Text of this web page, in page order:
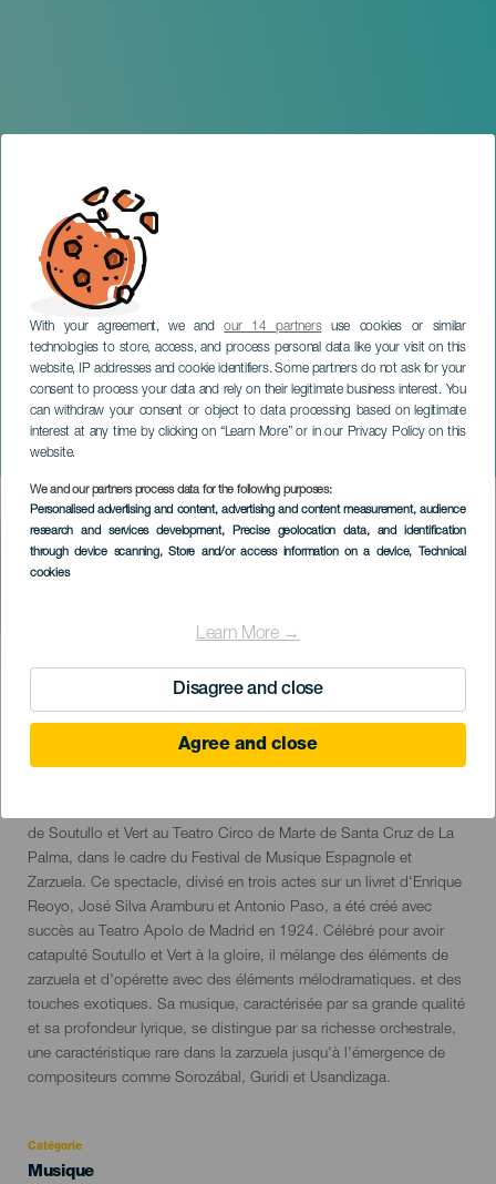
With your agreement, we andour 14 partnersuse cookies or similar
technologies to store, access, and process personal data like your visit on this
website, IP addresses and cookie identifiers. Some partners do not ask for your
consent to process your data and rely on their legitimate business interest. You
can withdraw your consent or object to data processing based on legitimate
interest at any time by clicking on “Learn More” or in our Privacy Policy on this
website.
We and our partners process data for the following purposes:
Personalised advertising and content, advertising and content measurement, audience
research and services development, Precise geolocation data, and identification
through device scanning, Store and/or access information on a device, Technical
cookies
Learn More →
Disagree and close
Agree and close
La Zarzuela en el Circo de
Marte - Festival de música
española y zarzuela de La
Palma
LA PALMA
Imagen
Listado
ÉVÉNEMENT PASSÉ
del
evento
de Soutullo et Vert au Teatro Circo de Marte de Santa Cruz de La
Palma, dans le cadre du Festival de Musique Espagnole et
Zarzuela. Ce spectacle, divisé en trois actes sur un livret d'Enrique
Reoyo, José Silva Aramburu et Antonio Paso, a été créé avec
succès au Teatro Apolo de Madrid en 1924. Célébré pour avoir
catapulté Soutullo et Vert à la gloire, il mélange des éléments de
zarzuela et d'opérette avec des éléments mélodramatiques. et des
touches exotiques. Sa musique, caractérisée par sa grande qualité
et sa profondeur lyrique, se distingue par sa richesse orchestrale,
une caractéristique rare dans la zarzuela jusqu'à l'émergence de
compositeurs comme Sorozábal, Guridi et Usandizaga.
Catégorie
Categoría
Musique